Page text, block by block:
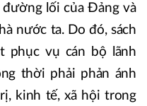
lối của Đảng và
nước ta. Do đó, sách
phục vụ cán bộ lãnh
thời phải phản ánh
kinh tế, xã hội trong